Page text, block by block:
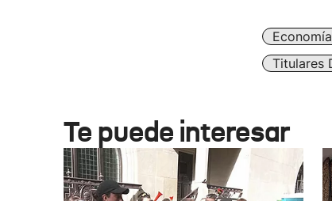
Economía
Titulares
Te puede interesar